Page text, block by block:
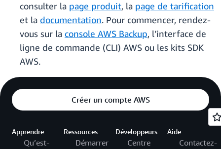
consulter la page produit, la page de tarification
et la documentation. Pour commencer, rendez-
vous sur la console AWS Backup, l’interface de
ligne de commande (CLI) AWS ou les kits SDK
AWS.
Créer un compte AWS
Apprendre
Qu’est-
Ressources
Démarrer
Développeurs
Centre
Aide
Contactez-